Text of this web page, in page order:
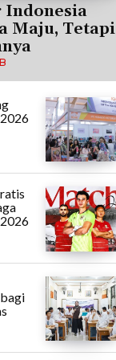
Indonesia
Maju, Tetapi